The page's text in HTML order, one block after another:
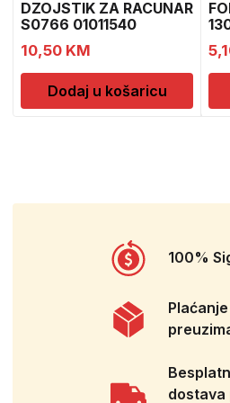
DZOJSTIK ZA RACUNAR
S0766 01011540
10,50 KM
Dodaj u košaricu
100%
dostava